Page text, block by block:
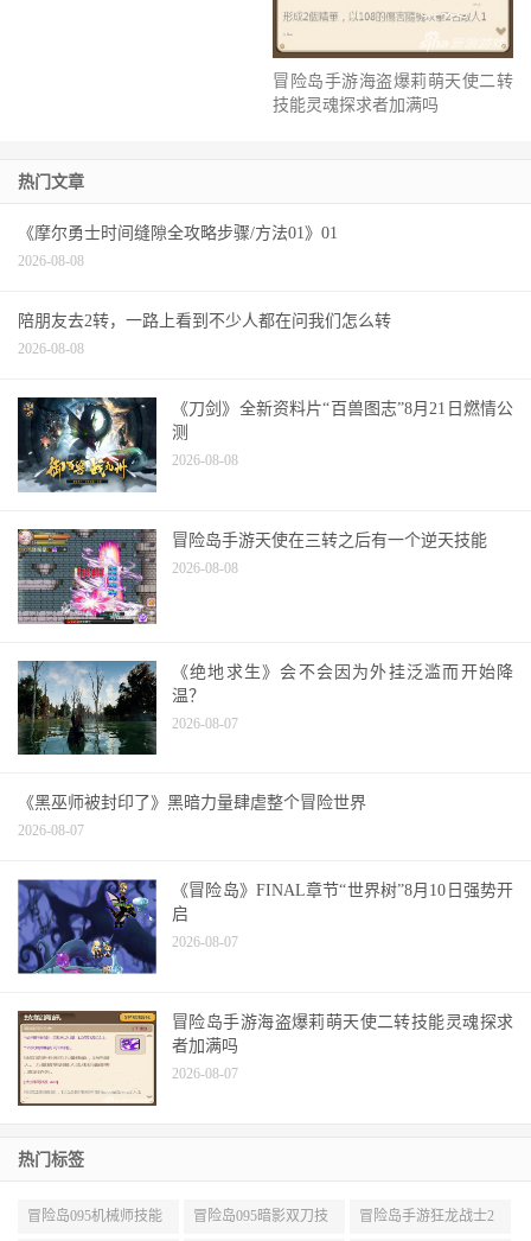
冒险岛手游海盗爆莉萌天使二转
技能灵魂探求者加满吗
热门文章
《摩尔勇士时间缝隙全攻略步骤/方法01》01
2026-08-08
陪朋友去2转，一路上看到不少人都在问我们怎么转
2026-08-08
《刀剑》全新资料片“百兽图志”8月21日燃情公
测
2026-08-08
冒险岛手游天使在三转之后有一个逆天技能
2026-08-08
《绝地求生》会不会因为外挂泛滥而开始降
温？
2026-08-07
《黑巫师被封印了》黑暗力量肆虐整个冒险世界
2026-08-07
《冒险岛》FINAL章节“世界树”8月10日强势开
启
2026-08-07
冒险岛手游海盗爆莉萌天使二转技能灵魂探求
者加满吗
2026-08-07
热门标签
冒险岛095机械师技能 冒险岛095暗影双刀技 冒险岛手游狂龙战士2